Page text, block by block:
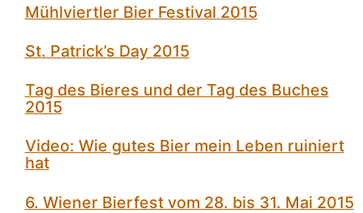
Mühlviertler Bier Festival 2015
St. Patrick’s Day 2015
Tag des Bieres und der Tag des Buches
2015
Video: Wie gutes Bier mein Leben ruiniert
hat
6. Wiener Bierfest vom 28. bis 31. Mai 2015